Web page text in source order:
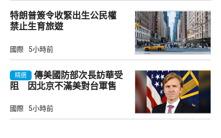
特朗普簽令收緊出生公民權
禁止生育旅遊
國際 5小時前
精選
傳美國防部次長訪華受
阻 因北京不滿美對台軍售
國際 5小時前